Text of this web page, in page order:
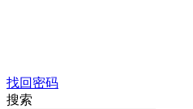
找回密码
搜索